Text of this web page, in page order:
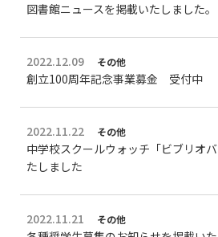
図書館ニュースを掲載いたしました。
2022.12.09 その他
創立100周年記念事業募金 受付中
2022.11.22 その他
中学校スクールウォッチ「ビブリオ
たしました
2022.11.21 その他